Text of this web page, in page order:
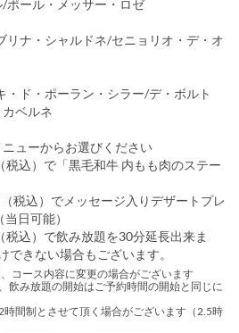
ポール・メッサー・ロゼ
リナ・シャルドネ/セニョリオ・デ・オ
・ド・ポーラン・シラー/デ・ボルト
ベルネ
ューからお選びください
込）で「黒毛和牛 内もも肉のステー
税込）でメッセージ入りデザートプレ
日可能）
込）で飲み放題を30分延長出来ま
きない場合もございます。
コース内容に変更の場合がございます
飲み放題の開始はご予約時間の開始と同じに
間制とさせて頂く場合がございます（2.5時